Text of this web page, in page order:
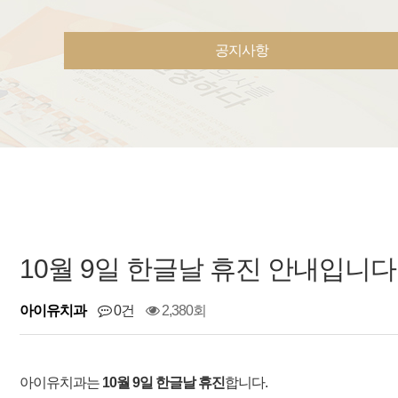
공지사항
10월 9일 한글날 휴진 안내입니
아이유치과 0건 2,380회
아이유치과는 10월 9일 한글날 휴진합니다.